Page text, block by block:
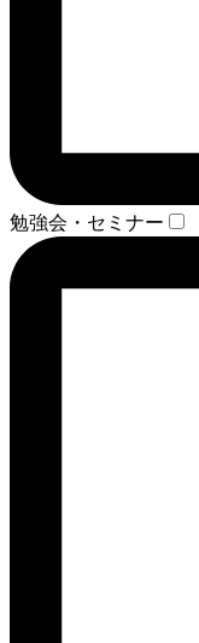
勉強会・セミナー